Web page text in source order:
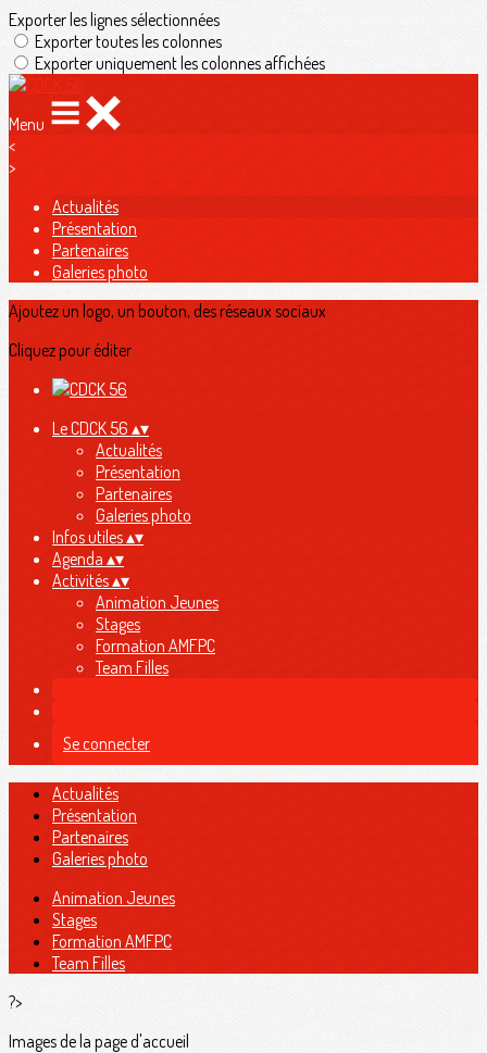
Exporter les lignes sélectionnées
Exporter toutes les colonnes
Exporter uniquement les colonnes affichées
Menu
<
>
Actualités
Présentation
Partenaires
Galeries photo
Ajoutez un logo, un bouton, des réseaux sociaux
Cliquez pour éditer
Le CDCK 56 ▴▾
Actualités
Présentation
Partenaires
Galeries photo
Infos utiles▴▾
Agenda ▴▾
Activités▴▾
Animation Jeunes
Stages
Formation AMFPC
Team Filles
Se connecter
Actualités
Présentation
Partenaires
Galeries photo
Animation Jeunes
Stages
Formation AMFPC
Team Filles
?>
Images de la page d'accueil